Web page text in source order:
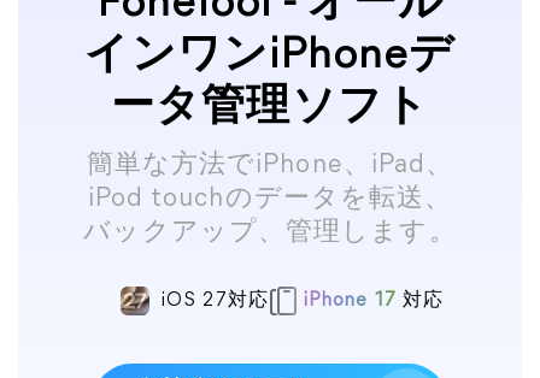
インワンiPhoneデ
ータ管理ソフト
簡単な方法でiPhone、iPad、
iPod touchのデータを転送、
バックアップ、管理します。
iOS 27対応 iPhone 17 対応